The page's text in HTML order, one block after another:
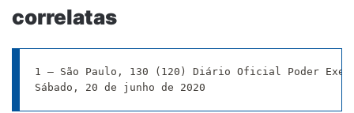
correlatas
1 – São Paulo, 130 (120) Diário Oficial Poder
Sábado, 20 de junho de 2020